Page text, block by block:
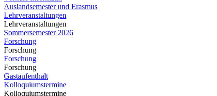
Auslandsemester und Erasmus
Lehrveranstaltungen
Lehrveranstaltungen
Sommersemester 2026
Forschung
Forschung
Forschung
Forschung
Gastaufenthalt
Kolloquiumstermine
Kolloquiumstermine